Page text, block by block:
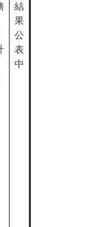
結
果
公
表
中